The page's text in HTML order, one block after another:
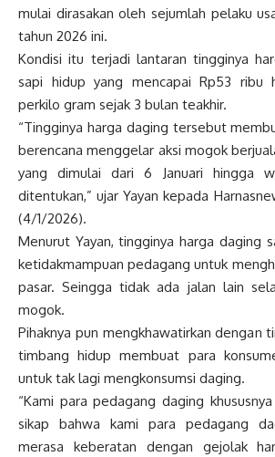
mulai dirasakan oleh sejumlah pelaku
tahun 2026 ini.
Kondisi itu terjadi lantaran tingginya
sapi hidup yang mencapai Rp53 ribu
perkilo gram sejak 3 bulan teakhir.
“Tingginya harga daging tersebut
berencana menggelar aksi mogok
yang dimulai dari 6 Januari hingga
ditentukan,” ujar Yayan kepada
(4/1/2026).
Menurut Yayan, tingginya harga daging
ketidakmampuan pedagang untuk
pasar. Seingga tidak ada jalan lain
mogok.
Pihaknya pun mengkhawatirkan dengan
timbang hidup membuat para
untuk tak lagi mengkonsumsi daging.
“Kami para pedagang daging
sikap bahwa kami para pedagang
merasa keberatan dengan gejolak